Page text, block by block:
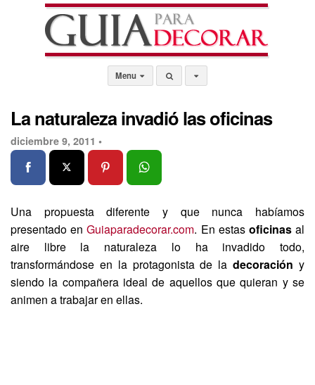
Menu
La naturaleza invadió las oficinas
diciembre 9, 2011 •
Una propuesta diferente y que nunca habíamos
presentado enGuiaparadecorar.com. En estas oficinasal
aire libre la naturaleza lo ha invadido todo,
transformándose en la protagonista de ladecoración y
siendo la compañera ideal de aquellos que quieran y se
animen a trabajar en ellas.